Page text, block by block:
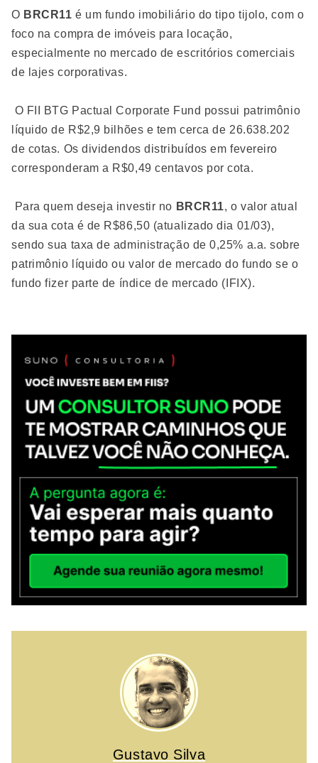
O BRCR11 é um fundo imobiliário do tipo tijolo, com o
foco na compra de imóveis para locação,
especialmente no mercado de escritórios comerciais
de lajes corporativas.
O FII BTG Pactual Corporate Fund possui patrimônio
líquido de R$2,9 bilhões e tem cerca de 26.638.202
de cotas. Os dividendos distribuídos em fevereiro
corresponderam a R$0,49 centavos por cota.
Para quem deseja investir no BRCR11, o valor atual
da sua cota é de R$86,50 (atualizado dia 01/03),
sendo sua taxa de administração de 0,25% a.a. sobre
patrimônio líquido ou valor de mercado do fundo se o
fundo fizer parte de índice de mercado (IFIX).
Gustavo Silva